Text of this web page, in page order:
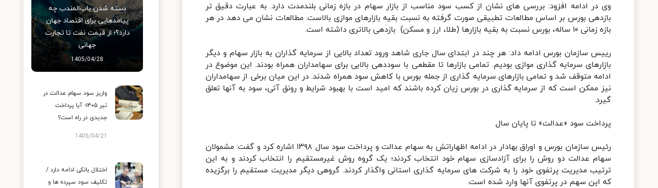
وی در ادامه افزود: بررسی های نشان از کسب سود مناسب از بازار سهام در بازه زمانی بلندمدت دارد. به عبارت دقیق تر
بازدهی بورس بر اساس مطالعات تطبیقی صورت گرفته به نسبت بقیه بازارهای موازی بالاست. مطالعات نشان می دهد در هر
بازه زمانی ۱۰ ساله، بورس نسبت به بقیه بازارها (طلا، ارز و مسکن) بازدهی بالاتری داشته است.
رییس سازمان بورس ادامه داد: هر چند در ابتدای سال جاری شاهد ورود تعداد بالایی از سرمایه گذاران به بازار سهام و دیگر
بازارهای سرمایه گذاری موازی بودیم. تمامی بازارها تا مقطعی با سوددهی بالایی برای سهامداران همراه بودند. این موضوع در
ادامه متوقف شد و تمامی بازارهای سرمایه گذاری از جمله بورس با کاهش سود همراه شدند. در این میان برخی از سهامداران
نیز ممکن است که از سرمایه گذاری در بورس زیان کرده باشند که امید است با بهبود شرایط و رونق آتی، سود به آنها تعلق
گیرد.
پرداخت سود «عدالت» تا پایان سال
رئیس سازمان بورس و اوراق بهادار در ادامه اظهاراتش به سهام عدالت و پرداخت سود سال ۱۳۹۸ اشاره کرد و گفت: مشمولان
سهام عدالت دو روش را برای آزادسازی سهام خود انتخاب کردند؛ یک گروه روش غیرمستقیم را انتخاب کردند و به این
ترتیب مدیریت پرتفوی خود را به شرکت های سرمایه گذاری استانی واگذار کردند. گروهی دیگر مدیریت مستقیم را برگزیده
که این سهم در پرتفوی آنها وارد شده است.
بسته شدن باب‌المندب چه
پیامدهایی برای اقتصاد جهان
دارد؟؛ از قیمت نفت تا تجارت
جهانی
1405/04/28
واریز سود سهام عدالت در
تیر ۱۴۰۵؛ آیا پرداخت
جدیدی در راه است؟
1405/04/21
اختلال بانکی ادامه دارد /
تکلیف سود سپرده ها و